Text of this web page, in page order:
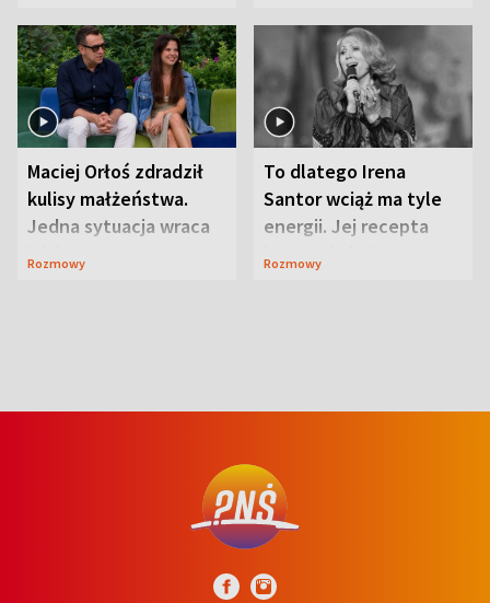
Maciej Orłoś zdradził
kulisy małżeństwa.
Jedna sytuacja wraca
jak bumerang
Rozmowy
To dlatego Irena
Santor wciąż ma tyle
energii. Jej recepta
jest zaskakująco
Rozmowy